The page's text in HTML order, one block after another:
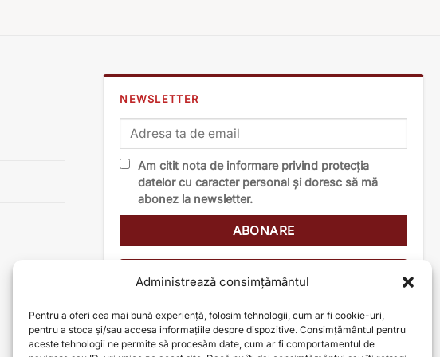
Administrează consimțământul
Pentru a oferi cea mai bună experiență, folosim tehnologii, cum ar fi cookie-uri,
pentru a stoca și/sau accesa informațiile despre dispozitive. Consimțământul pentru
aceste tehnologii ne permite să procesăm date, cum ar fi comportamentul de
NEWSLETTER
Am citit nota de informare privind protecția
datelor cu caracter personal și doresc să mă
abonez la newsletter.
Nota de informare